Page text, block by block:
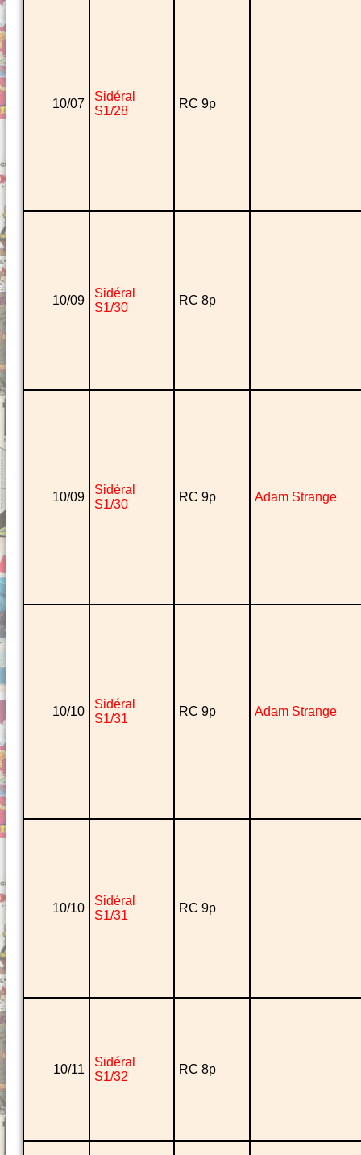
10/07
Sidéral
S1/28
RC 9p
10/09
Sidéral
S1/30
RC 8p
10/09
Sidéral
S1/30
RC 9p Adam Strange
10/10
Sidéral
S1/31
RC 9p Adam Strange
10/10
Sidéral
S1/31
RC 9p
10/11
Sidéral
S1/32
RC 8p